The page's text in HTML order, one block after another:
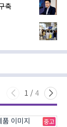
축
1 / 4
중고